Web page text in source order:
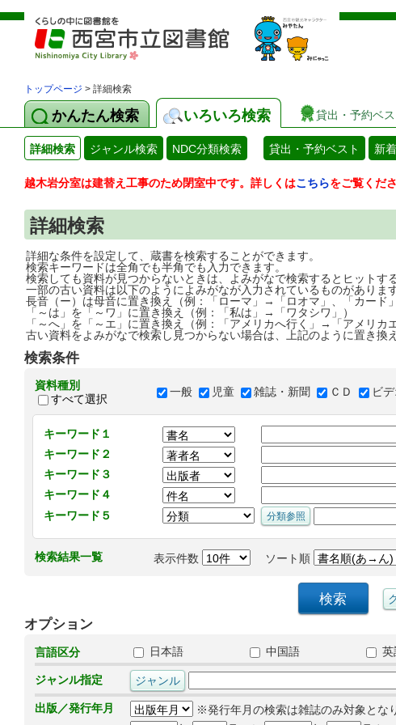
トップページ > 詳細検索
かんたん検索 いろいろ検索 貸出・予約ベス
詳細検索 ジャンル検索 NDC分類検索 貸出・予約ベスト 新
越木岩分室は建替え工事のため閉室中です。詳しくはこちらをご覧くださ
詳細検索
詳細な条件を設定して、蔵書を検索することができます。
検索キーワードは全角でも半角でも入力できます。
検索しても資料が見つからないときは、よみがなで検索するとヒットす
一部の古い資料は以下のようによみがなが入力されているものがあります
長音（ー）は母音に置き換え（例：「ローマ」→「ロオマ」、「カード
「～は」を「～ワ」に置き換え（例：「私は」→「ワタシワ」）
「～へ」を「～エ」に置き換え（例：「アメリカへ行く」→「アメリカ
古い資料をよみがなで検索し見つからない場合は、上記のように置き換
検索条件
資料種別
すべて選択
一般 児童 雑誌・新聞 ＣＤ ビ
キーワード１
キーワード２
キーワード３
キーワード４
キーワード５
検索結果一覧 表示件数 ソート順
オプション
言語区分 日本語 中国語 英
ジャンル指定
出版／発行年月
※発行年月の検索は雑誌のみ対象とな